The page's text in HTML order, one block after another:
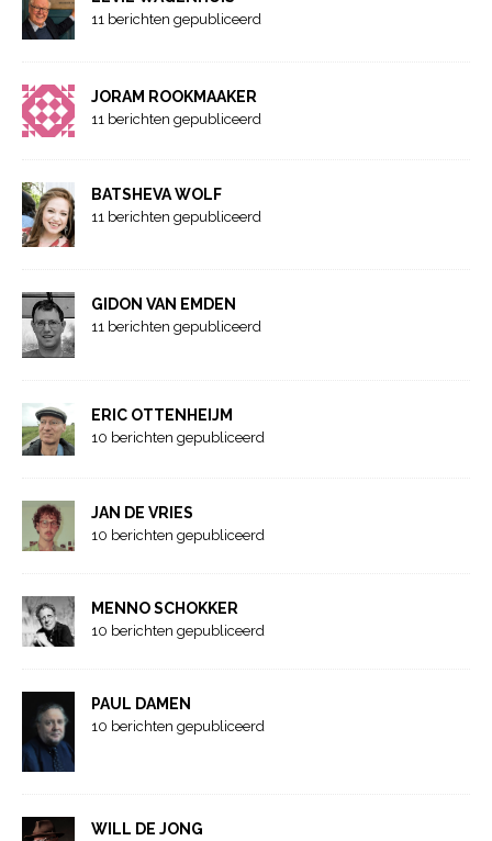
11 berichten gepubliceerd
JORAM ROOKMAAKER
11 berichten gepubliceerd
BATSHEVA WOLF
11 berichten gepubliceerd
GIDON VAN EMDEN
11 berichten gepubliceerd
ERIC OTTENHEIJM
10 berichten gepubliceerd
JAN DE VRIES
10 berichten gepubliceerd
MENNO SCHOKKER
10 berichten gepubliceerd
PAUL DAMEN
10 berichten gepubliceerd
WILL DE JONG